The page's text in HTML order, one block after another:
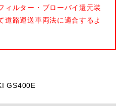
ィルター・ブローバイ還元装
道路運送車両法に適合するよ
GS400E